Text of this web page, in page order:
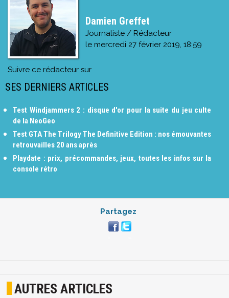
Damien Greffet
Journaliste / Rédacteur
le mercredi 27 février 2019, 18:59
Suivre ce rédacteur sur
SES DERNIERS ARTICLES
Test Windjammers 2 : disque d'or pour la suite du jeu culte
de la NeoGeo
Test GTA The Trilogy The Definitive Edition : nos émouvantes
retrouvailles 20 ans après
Playdate : prix, précommandes, jeux, toutes les infos sur la
console rétro
Partagez
AUTRES ARTICLES